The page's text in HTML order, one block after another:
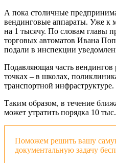
А пока столичные
вендинговые аппараты. Уже к
на 1 тысячу. По словам главы
торговых автоматов Ивана
подали в инспекции
Подавляющая часть
точках – в школах,
транспортной инфраструктуре.
Таким образом, в течение
может утратить порядка 10
Поможем решить вашу
документальную задачу